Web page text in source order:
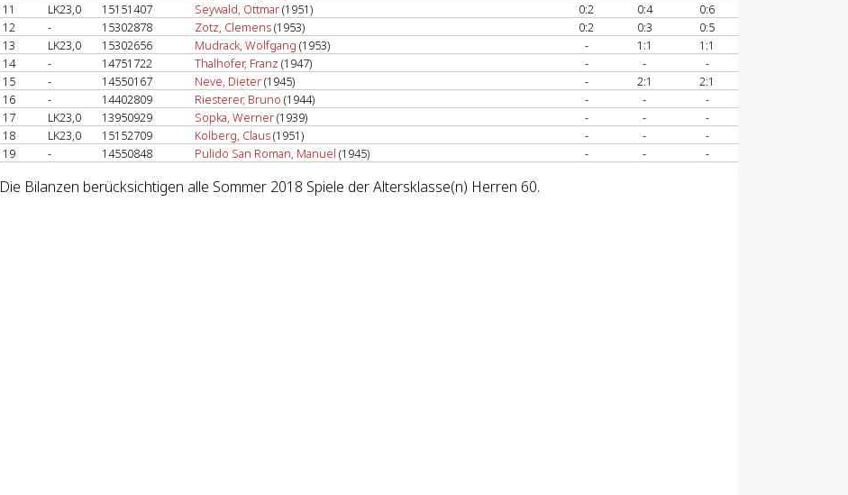
11
LK23,0 15151407 Seywald, Ottmar(1951) 0:2 0:4
0:6
12
- 15302878 Zotz, Clemens(1953) 0:2 0:3
0:5
13
LK23,0 15302656 Mudrack, Wolfgang (1953) - 1:1
1:1
14
- 14751722 Thalhofer, Franz (1947) - -
-
15
- 14550167 Neve, Dieter(1945) - 2:1
2:1
16
- 14402809 Riesterer, Bruno (1944) - -
-
17
LK23,0 13950929 Sopka, Werner(1939) - -
-
18
LK23,0 15152709 Kolberg, Claus(1951) - -
-
19
- 14550848 Pulido San Roman, Manuel (1945) - - -
Die Bilanzen berücksichtigen alle Sommer 2018 Spiele der Altersklasse(n) Herren 60.